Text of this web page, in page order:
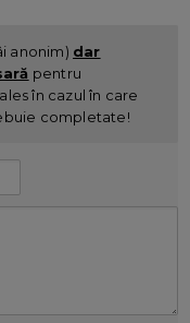
anonim) dar
pentru
în cazul în care
completate!